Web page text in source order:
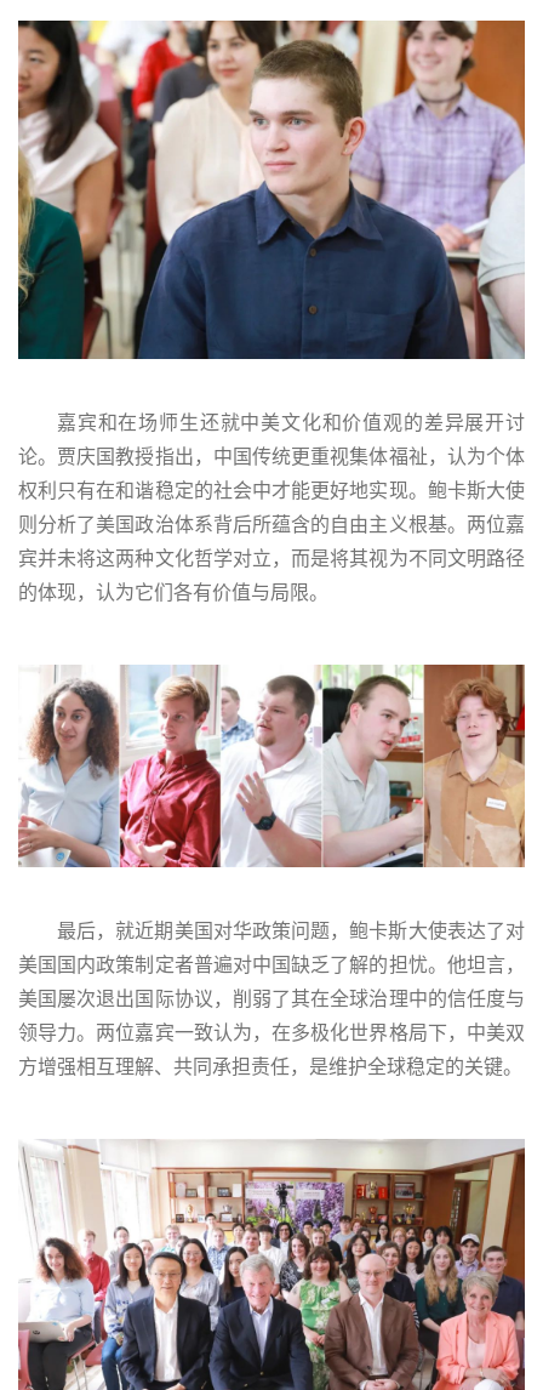
嘉宾和在场师生还就中美文化和价值观的差异展开讨
论。贾庆国教授指出，中国传统更重视集体福祉，认为个体
权利只有在和谐稳定的社会中才能更好地实现。鲍卡斯大使
则分析了美国政治体系背后所蕴含的自由主义根基。两位嘉
宾并未将这两种文化哲学对立，而是将其视为不同文明路径
的体现，认为它们各有价值与局限。
最后，就近期美国对华政策问题，鲍卡斯大使表达了对
美国国内政策制定者普遍对中国缺乏了解的担忧。他坦言，
美国屡次退出国际协议，削弱了其在全球治理中的信任度与
领导力。两位嘉宾一致认为，在多极化世界格局下，中美双
方增强相互理解、共同承担责任，是维护全球稳定的关键。